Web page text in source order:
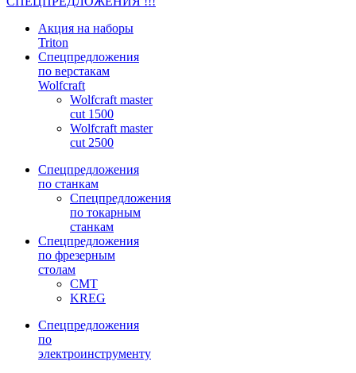
Акция на наборы
Triton
Спецпредложения
по верстакам
Wolfcraft
Wolfcraft master
cut 1500
Wolfcraft master
cut 2500
Спецпредложения
по станкам
Спецпредложения
по токарным
станкам
Спецпредложения
по фрезерным
столам
CMT
KREG
Спецпредложения
по
электроинструменту